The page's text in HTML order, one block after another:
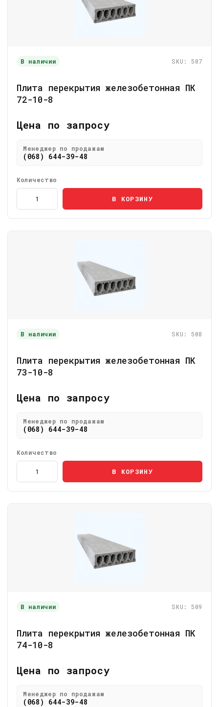
В наличии SKU: 507
Плита перекрытия железобетонная ПК
72-10-8
Цена по запросу
Менеджер по продажам
(068) 644-39-48
Количество
В КОРЗИНУ
В наличии SKU: 508
Плита перекрытия железобетонная ПК
73-10-8
Цена по запросу
Менеджер по продажам
(068) 644-39-48
Количество
В КОРЗИНУ
В наличии SKU: 509
Плита перекрытия железобетонная ПК
74-10-8
Цена по запросу
Менеджер по продажам
(068) 644-39-48